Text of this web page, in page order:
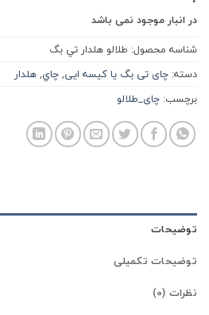
در انبار موجود نمی باشد
شناسه محصول: طلالو هلدار تي بگ
دسته: چای تی بگ یا کیسه ایی,چاي,هلدار
برچسب: چای_طلالو
توضیحات
توضیحات تکمیلی
نظرات (0)